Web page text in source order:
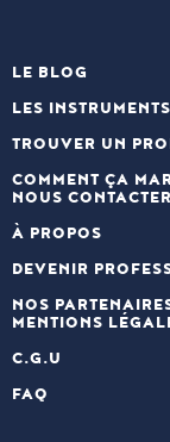
LE BLOG
LES INSTRUMENTS
TROUVER UN
COMMENT ÇA
NOUS CONTACTER
À PROPOS
DEVENIR
NOS
MENTIONS
C.G.U
FAQ